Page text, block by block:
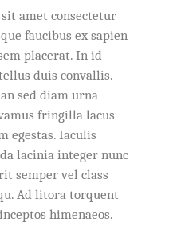
amet consectetur
faucibus ex sapien
placerat. In id
duis convallis.
sed diam urna
fringilla lacus
egestas. Iaculis
lacinia integer nunc
semper vel class
Ad litora torquent
himenaeos.